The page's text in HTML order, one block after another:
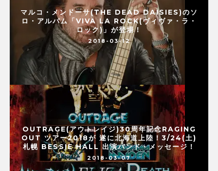
マルコ・メンドーサ(THE DEAD DAISIES)のソ
ロ・アルバム「VIVA LA ROCK(ヴィヴァ・ラ・
ロック)」が登場！
2018-03-12
OUTRAGE(アウトレイジ)30周年記念RAGING
OUT ツアー2018が 遂に北海道上陸！3/24(土)
札幌 BESSIE HALL 出演バンド・メッセージ！
2018-03-07